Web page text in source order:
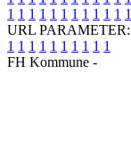
1 1 1 1 1 1 1 1 1 1 1 1
URL PARAMETER:
1 1 1 1 1 1 1 1 1 1
FH Kommune -